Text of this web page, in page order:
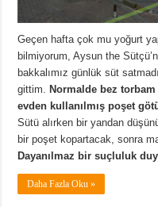
Geçen hafta çok mu yoğurt
bilmiyorum, Aysun the
bakkalımız günlük süt
gittim. Normalde bez torbam
evden kullanılmış poşet
Sütü alırken bir yandan
bir poşet kopartacak, sonra
Dayanılmaz bir suçluluk
Daha Fazla Oku »